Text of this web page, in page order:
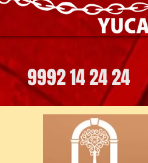
9992 14 24 24